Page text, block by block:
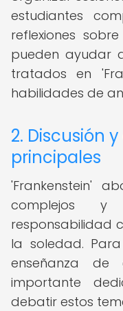
estudiantes
reflexiones
pueden ayudar
tratados en
habilidades de
2. Discusión
principales
'Frankenstein'
complejos y
responsabilidad
la soledad.
enseñanza
importante
debatir estos